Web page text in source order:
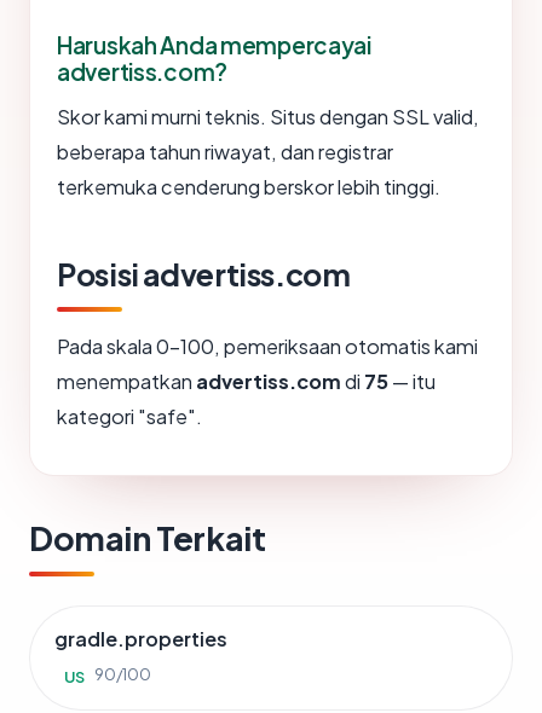
Haruskah Anda mempercayai
advertiss.com?
Skor kami murni teknis. Situs dengan SSL valid,
beberapa tahun riwayat, dan registrar
terkemuka cenderung berskor lebih tinggi.
Posisi advertiss.com
Pada skala 0-100, pemeriksaan otomatis kami
menempatkan advertiss.comdi 75— itu
kategori "safe".
Domain Terkait
gradle.properties
US 90/100